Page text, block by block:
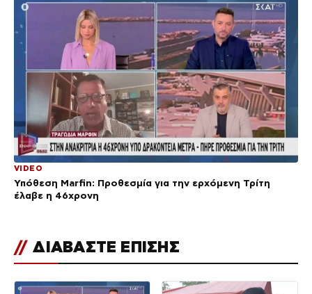
VIDEO
Υπόθεση Marfin: Προθεσμία για την ερχόμενη Τρίτη
έλαβε η 46χρονη
// ΔΙΑΒΑΣΤΕ ΕΠΙΣΗΣ